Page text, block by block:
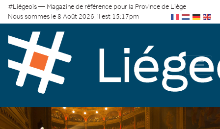
#Liégeois — Magazine de référence pour la Province de Liège
Nous sommes le 8 Août 2026, il est 15:17pm